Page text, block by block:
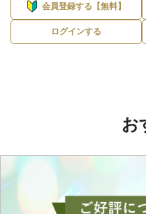
会員登録する【無料】
ログインする
お